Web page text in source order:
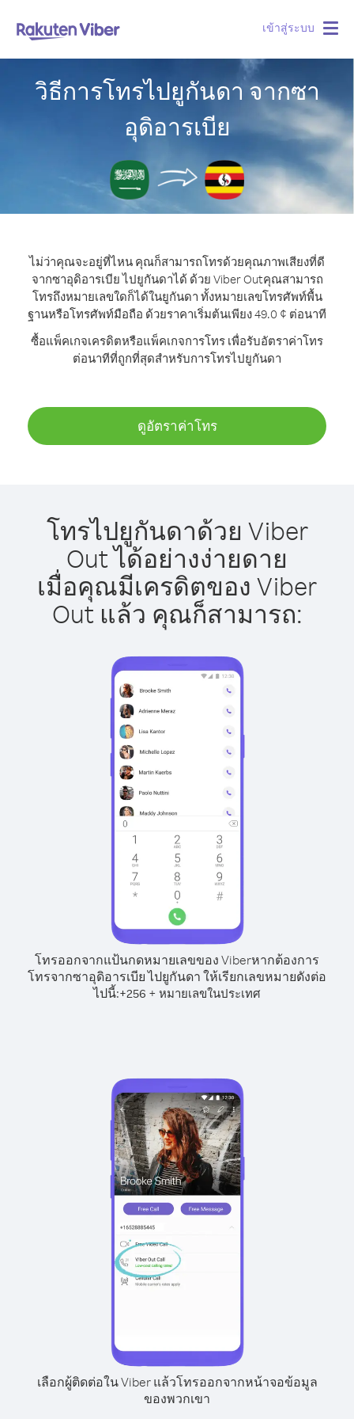
เข้าสู่ระบบ
วิธีการโทรไปยูกันดา จากซา
อุดิอารเบีย
ไม่ว่าคุณจะอยู่ที่ไหน คุณก็สามารถโทรด้วยคุณภาพเสียงที่ดี
จากซาอุดิอารเบีย ไปยูกันดาได้ ด้วย Viber Outคุณสามารถ
โทรถึงหมายเลขใดก็ได้ในยูกันดา ทั้งหมายเลขโทรศัพท์พื้น
ฐานหรือโทรศัพท์มือถือ ด้วยราคาเริ่มต้นเพียง 49.0 ¢ ต่อนาที
ซื้อแพ็คเกจเครดิตหรือแพ็คเกจการโทร เพื่อรับอัตราค่าโทร
ต่อนาทีที่ถูกที่สุดสำหรับการโทรไปยูกันดา
ดูอัตราค่าโทร
โทรไปยูกันดาด้วย Viber
Out ได้อย่างง่ายดาย
เมื่อคุณมีเครดิตของ Viber
Out แล้ว คุณก็สามารถ:
โทรออกจากแป้นกดหมายเลขของ Viberหากต้องการ
โทรจากซาอุดิอารเบีย ไปยูกันดา ให้เรียกเลขหมายดังต่อ
ไปนี้:+256 + หมายเลขในประเทศ
เลือกผู้ติดต่อใน Viber แล้วโทรออกจากหน้าจอข้อมูล
ของพวกเขา